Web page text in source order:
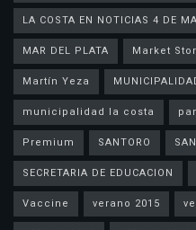
LA COSTA EN NOTICIAS 4 DE
MAR DEL PLATA
Market
Martín Yeza
municipalidad la costa
Premium
SANTORO
SECRETARIA DE EDUCACION
Vaccine
verano 2015